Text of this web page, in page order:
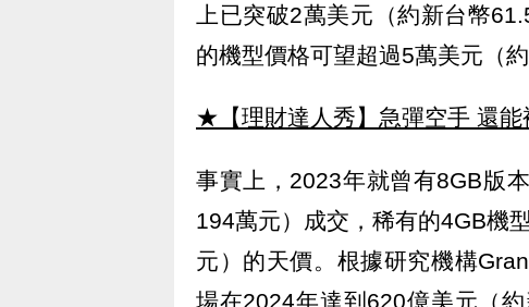
上已突破2萬美元（約新台幣
的機型價格可望超過5萬美元（
★【理財達人秀】急彈空手 還能
事實上，2023年就曾有8GB版
194萬元）成交，稀有的4GB機
元）的天價。根據研究機構
場在2024年達到620億美元（